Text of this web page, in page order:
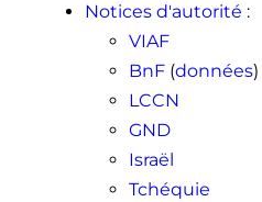
Notices d'autorité :
VIAF
BnF(données)
LCCN
GND
Israël
Tchéquie